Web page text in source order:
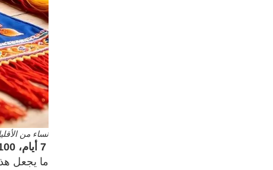
نساء من
7 أيام، 100% صناعة يدوية: ثورة الموضة البطيئة
ما يجعل